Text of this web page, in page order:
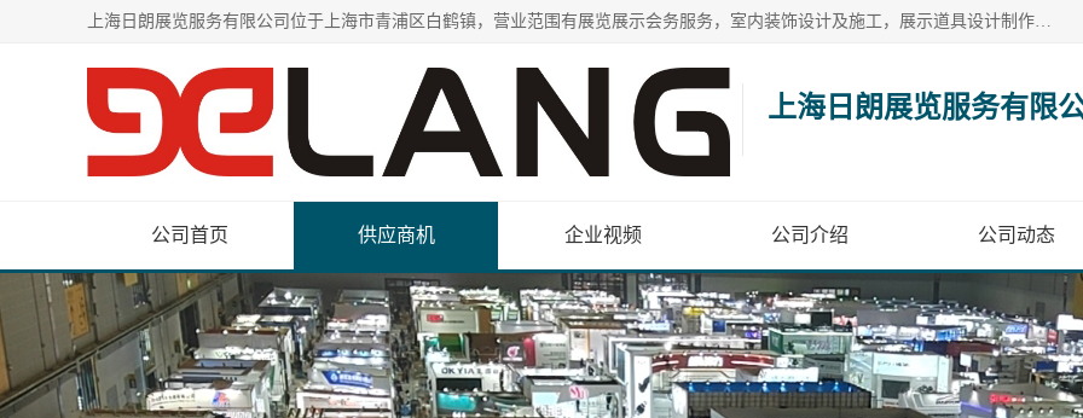
上海日朗展览服务有限公司位于上海市青浦区白鹤镇，营业范围有展览展示会务服务，室内装饰设计及施工，展示道具设计制作，舞台设计，图文设计，灯箱制作，园林绿化工程，广告装潢材料，建筑材料，办公用品，工艺礼品日用百货销售。
上海日朗展览服务有限
公司首页 供应商机 企业视频 公司介绍 公司动态